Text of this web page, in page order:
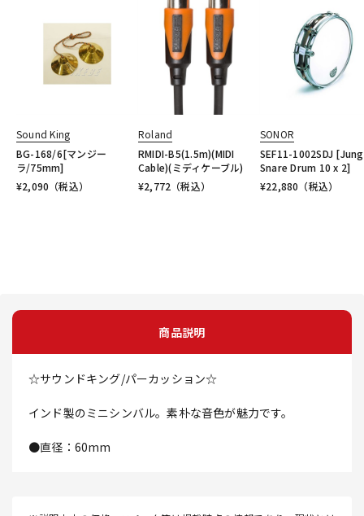
Sound King
BG-168/6[マンジー
ラ/75mm]
¥2,090 （税込）
Roland
RMIDI-B5(1.5m)(MIDI
Cable)(ミディケーブル)
¥2,772 （税込）
SONOR
SEF11-1002SDJ
Snare Drum 10 x 2]
¥22,880 （税込）
商品説明
☆サウンドキング/パーカッション☆
インド製のミニシンバル。素朴な音色が魅力です。
●直径：60mm